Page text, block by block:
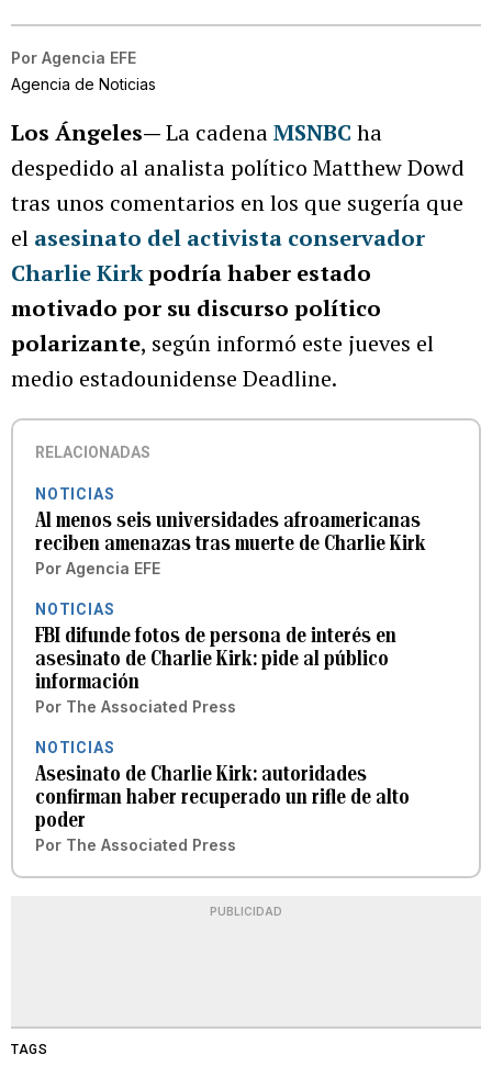
Por Agencia EFE
Agencia de Noticias
Los Ángeles—La cadenaMSNBC ha
despedido al analista político Matthew Dowd
tras unos comentarios en los que sugería que
el asesinato del activista conservador
Charlie Kirkpodría haber estado
motivado por su discurso político
polarizante, según informó este jueves el
medio estadounidense Deadline.
RELACIONADAS
NOTICIAS
Al menos seis universidades afroamericanas
reciben amenazas tras muerte de Charlie Kirk
Por Agencia EFE
NOTICIAS
FBI difunde fotos de persona de interés en
asesinato de Charlie Kirk: pide al público
información
Por The Associated Press
NOTICIAS
Asesinato de Charlie Kirk: autoridades
confirman haber recuperado un rifle de alto
poder
Por The Associated Press
PUBLICIDAD
TAGS